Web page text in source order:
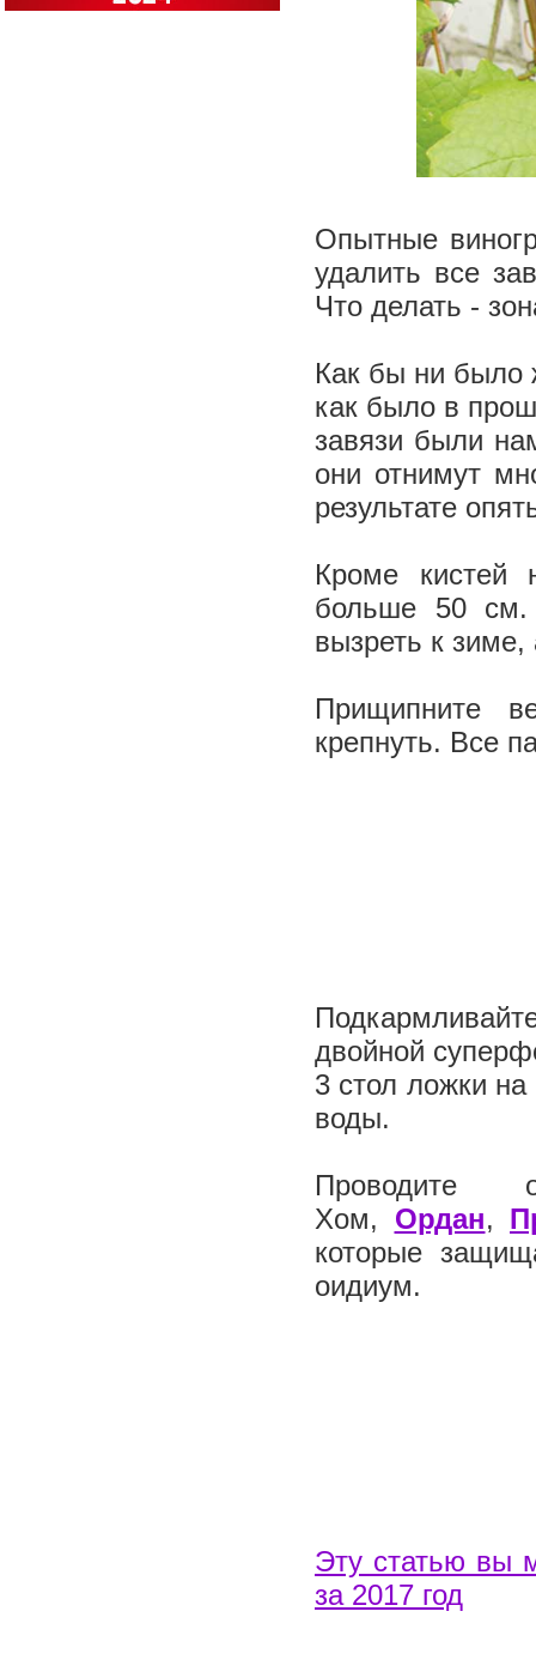
Опытные
удалить все
Что делать -
Как бы ни было
как было в
завязи были
они отнимут
результате
Кроме кистей
больше 50 см.
вызреть к
Прищипните
крепнуть. Все
двойной
3 стол ложки
воды.
Проводите
Хом, Ордан,
которые
оидиум.
Эту статью вы
за 2017 год